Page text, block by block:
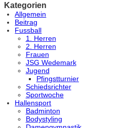
Kategorien
Allgemein
Beitrag
Fussball
1. Herren
2. Herren
Frauen
JSG Wedemark
Jugend
Pfingstturnier
Schiedsrichter
Sportwoche
Hallensport
Badminton
Bodystyling